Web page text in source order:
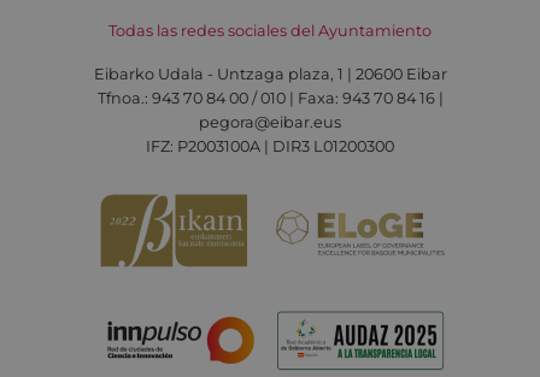
Todas las redes sociales del Ayuntamiento
Eibarko Udala - Untzaga plaza, 1 | 20600 Eibar
Tfnoa.: 943 70 84 00 / 010 | Faxa: 943 70 84 16 |
pegora@eibar.eus
IFZ: P2003100A | DIR3 L01200300